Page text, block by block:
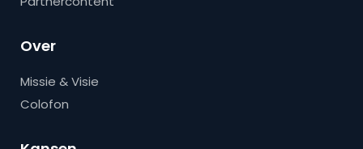
Over
Missie & Visie
Colofon